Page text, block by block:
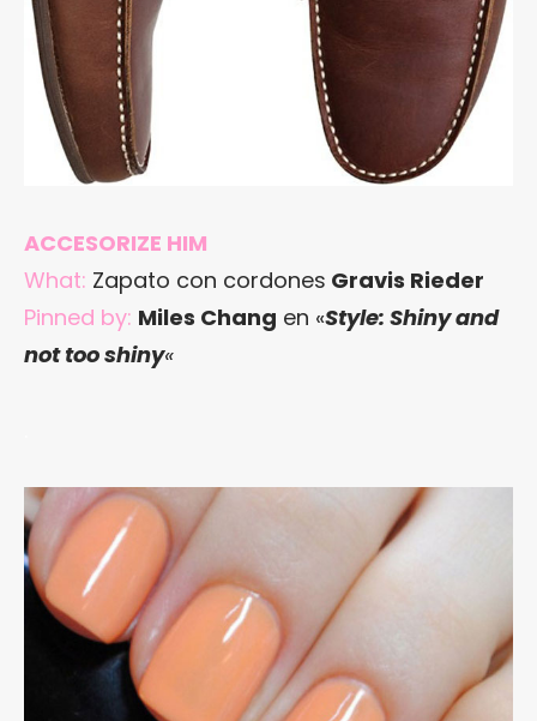
ACCESORIZE HIM
What: Zapato con cordones Gravis Rieder
Pinned by: Miles Chang en «Style: Shiny and
not too shiny«